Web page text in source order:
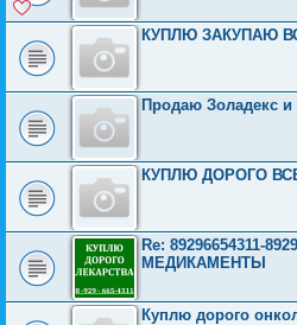
КУПЛЮ ЗАКУПАЮ
Продаю Золадекс и
КУПЛЮ ДОРОГО
Re: 89296654311-
МЕДИКАМЕНТЫ
Куплю дорого